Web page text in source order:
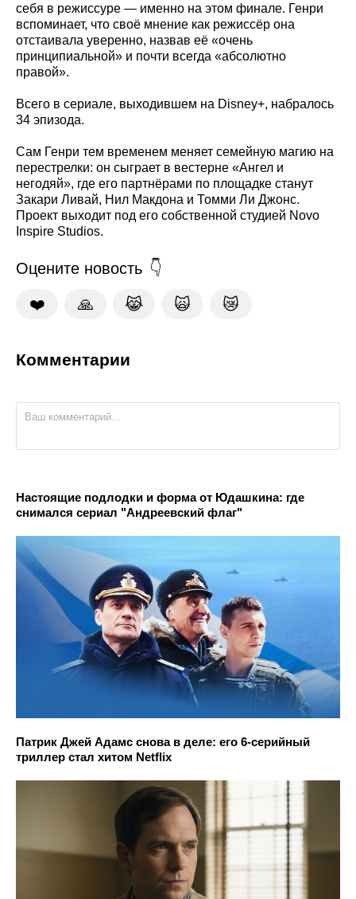
себя в режиссуре — именно на этом финале. Генри
вспоминает, что своё мнение как режиссёр она
отстаивала уверенно, назвав её «очень
принципиальной» и почти всегда «абсолютно
правой».
Всего в сериале, выходившем на Disney+, набралось
34 эпизода.
Сам Генри тем временем меняет семейную магию на
перестрелки: он сыграет в вестерне «Ангел и
негодяй», где его партнёрами по площадке станут
Закари Ливай, Нил Макдона и Томми Ли Джонс.
Проект выходит под его собственной студией Novo
Inspire Studios.
Оцените новость
❤️ 🙏 😹 🙀 😿
Комментарии
Настоящие подлодки и форма от Юдашкина: где
снимался сериал "Андреевский флаг"
Патрик Джей Адамс снова в деле: его 6-серийный
триллер стал хитом Netflix